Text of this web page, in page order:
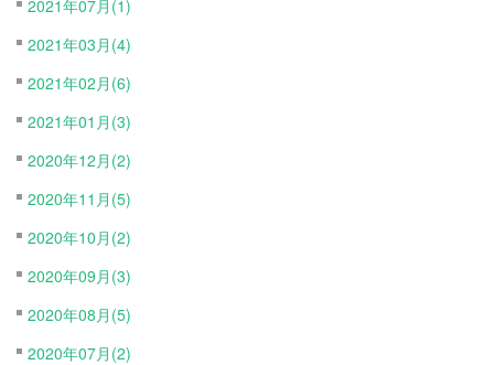
2021年07月(1)
2021年03月(4)
2021年02月(6)
2021年01月(3)
2020年12月(2)
2020年11月(5)
2020年10月(2)
2020年09月(3)
2020年08月(5)
2020年07月(2)